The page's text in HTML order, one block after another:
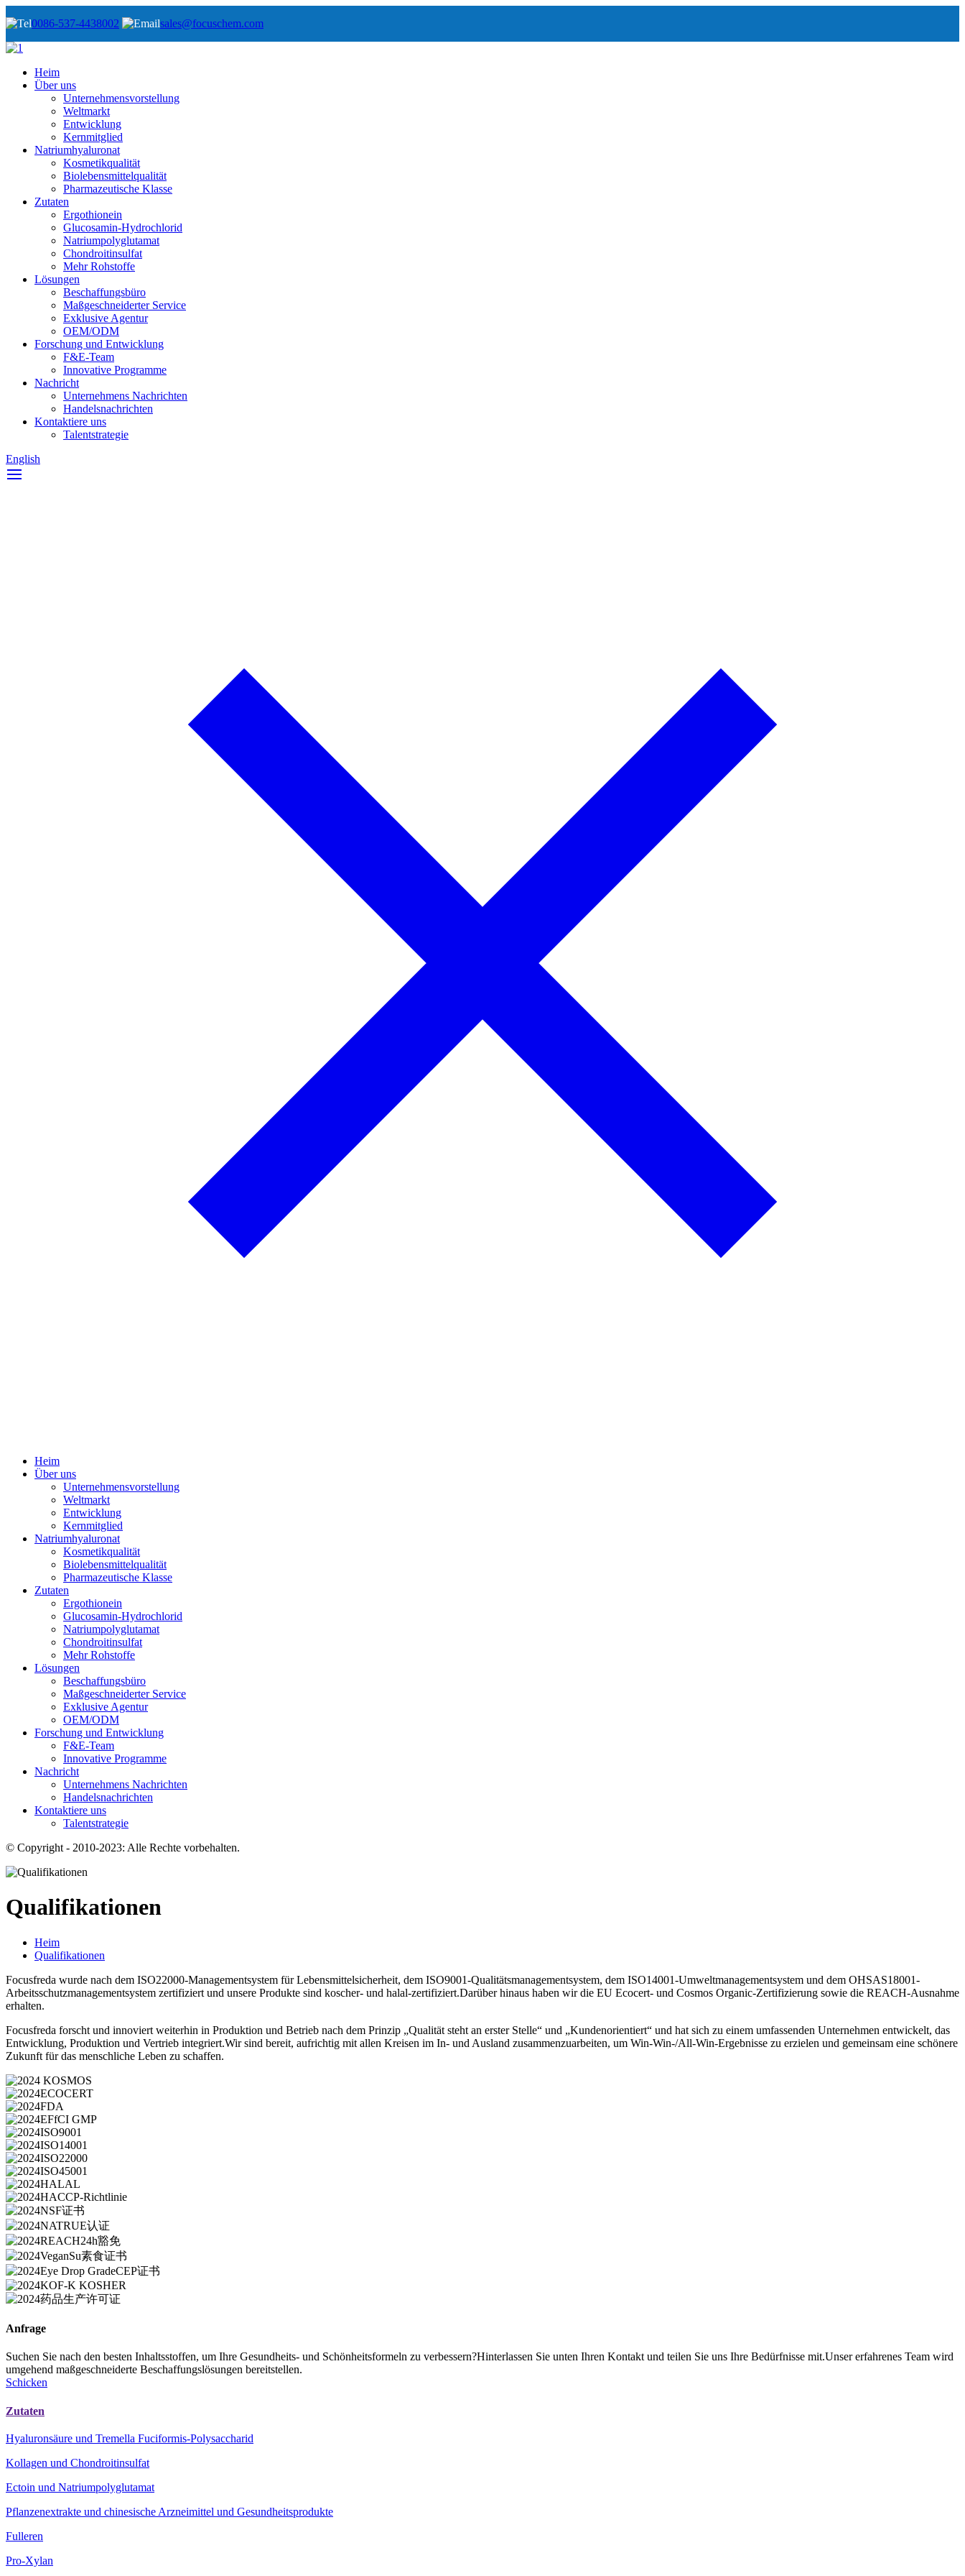
0086-537-4438002 sales@focuschem.com
Heim
Über uns
Unternehmensvorstellung
Weltmarkt
Entwicklung
Kernmitglied
Natriumhyaluronat
Kosmetikqualität
Biolebensmittelqualität
Pharmazeutische Klasse
Zutaten
Ergothionein
Glucosamin-Hydrochlorid
Natriumpolyglutamat
Chondroitinsulfat
Mehr Rohstoffe
Lösungen
Beschaffungsbüro
Maßgeschneiderter Service
Exklusive Agentur
OEM/ODM
Forschung und Entwicklung
F&E-Team
Innovative Programme
Nachricht
Unternehmens Nachrichten
Handelsnachrichten
Kontaktiere uns
Talentstrategie
English
Heim
Über uns
Unternehmensvorstellung
Weltmarkt
Entwicklung
Kernmitglied
Natriumhyaluronat
Kosmetikqualität
Biolebensmittelqualität
Pharmazeutische Klasse
Zutaten
Ergothionein
Glucosamin-Hydrochlorid
Natriumpolyglutamat
Chondroitinsulfat
Mehr Rohstoffe
Lösungen
Beschaffungsbüro
Maßgeschneiderter Service
Exklusive Agentur
OEM/ODM
Forschung und Entwicklung
F&E-Team
Innovative Programme
Nachricht
Unternehmens Nachrichten
Handelsnachrichten
Kontaktiere uns
Talentstrategie
© Copyright - 2010-2023: Alle Rechte vorbehalten.
Qualifikationen
Heim
Qualifikationen
Focusfreda wurde nach dem ISO22000-Managementsystem für Lebensmittelsicherheit, dem ISO9001-Qualitätsmanagementsystem, dem ISO14001-Umweltmanagementsystem und dem OHSAS18001-
Arbeitsschutzmanagementsystem zertifiziert und unsere Produkte sind koscher- und halal-zertifiziert.Darüber hinaus haben wir die EU Ecocert- und Cosmos Organic-Zertifizierung sowie die REACH-Ausnahme
erhalten.
Focusfreda forscht und innoviert weiterhin in Produktion und Betrieb nach dem Prinzip „Qualität steht an erster Stelle“ und „Kundenorientiert“ und hat sich zu einem umfassenden Unternehmen entwickelt, das
Entwicklung, Produktion und Vertrieb integriert.Wir sind bereit, aufrichtig mit allen Kreisen im In- und Ausland zusammenzuarbeiten, um Win-Win-/All-Win-Ergebnisse zu erzielen und gemeinsam eine schönere
Zukunft für das menschliche Leben zu schaffen.
Anfrage
Suchen Sie nach den besten Inhaltsstoffen, um Ihre Gesundheits- und Schönheitsformeln zu verbessern?Hinterlassen Sie unten Ihren Kontakt und teilen Sie uns Ihre Bedürfnisse mit.Unser erfahrenes Team wird
umgehend maßgeschneiderte Beschaffungslösungen bereitstellen.
Schicken
Zutaten
Hyaluronsäure und Tremella Fuciformis-Polysaccharid
Kollagen und Chondroitinsulfat
Ectoin und Natriumpolyglutamat
Pflanzenextrakte und chinesische Arzneimittel und Gesundheitsprodukte
Fulleren
Pro-Xylan